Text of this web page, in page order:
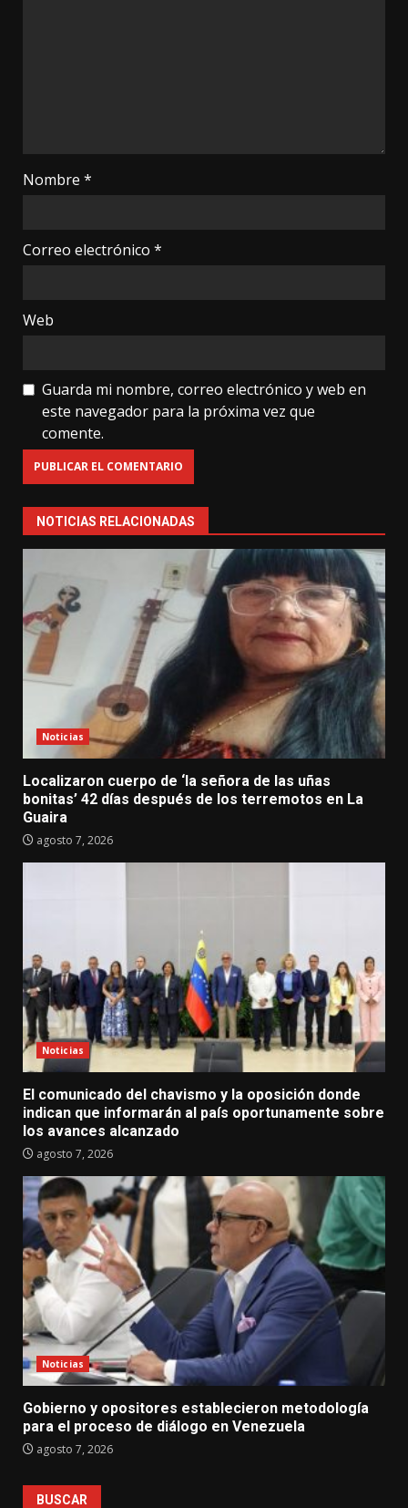
Nombre *
Correo electrónico *
Web
Guarda mi nombre, correo electrónico y web en
este navegador para la próxima vez que
comente.
NOTICIAS RELACIONADAS
Noticias
Localizaron cuerpo de ‘la señora de las uñas
bonitas’ 42 días después de los terremotos en La
Guaira
agosto 7, 2026
Noticias
El comunicado del chavismo y la oposición donde
indican que informarán al país oportunamente sobre
los avances alcanzado
agosto 7, 2026
Noticias
Gobierno y opositores establecieron metodología
para el proceso de diálogo en Venezuela
agosto 7, 2026
BUSCAR